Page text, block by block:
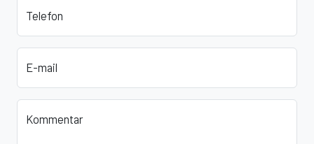
Telefon
E-mail
Kommentar